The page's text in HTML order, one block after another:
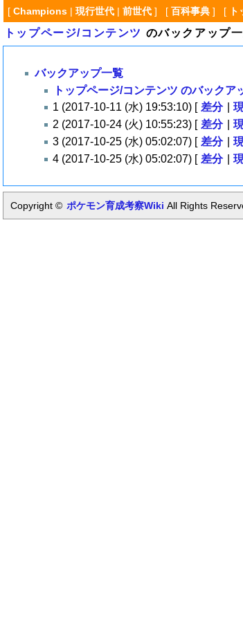
[ Champions| 現行世代| 前世代] [ 百科事典] [ ト
トップページ/コンテンツ のバックアップ
バックアップ一覧
トップページ/コンテンツ のバックア
1 (2017-10-11 (水) 19:53:10) [ 差分
2 (2017-10-24 (火) 10:55:23) [ 差分
3 (2017-10-25 (水) 05:02:07) [ 差分
4 (2017-10-25 (水) 05:02:07) [ 差分
Copyright © ポケモン育成考察Wiki All Rights